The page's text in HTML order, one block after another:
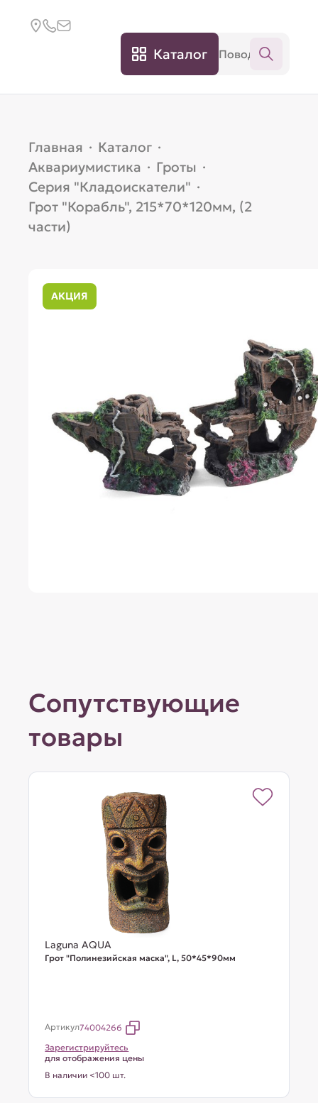
Каталог
Главная · Каталог ·
Аквариумистика · Гроты ·
Серия "Кладоискатели" ·
Грот "Корабль", 215*70*120мм, (2
части)
АКЦИЯ
Сопутствующие
товары
Laguna AQUA
Грот "Полинезийская маска", L, 50*45*90мм
Артикул74004266
Зарегистрируйтесь
для отображения цены
В наличии <100 шт.